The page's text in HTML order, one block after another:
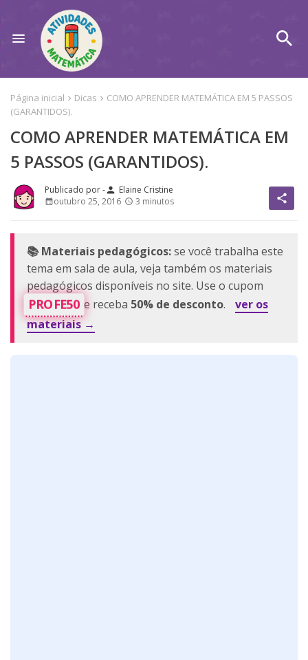
Página inicial Dicas
COMO APRENDER MATEMÁTICA EM 5 PASSOS
(GARANTIDOS).
COMO APRENDER MATEMÁTICA EM
5 PASSOS (GARANTIDOS).
person Elaine Cristine
outubro 25, 2016
3 minutos share
📚 Materiais pedagógicos:se você trabalha este
tema em sala de aula, veja também os materiais
pedagógicos disponíveis no site. Use o cupom
PROFE50 e receba 50% de desconto.
ver os
materiais →